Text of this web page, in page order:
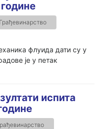
Грађевинарство
флуида дати су у
је у петак
испита